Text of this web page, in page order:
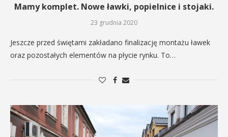
Mamy komplet. Nowe ławki, popielnice i stojaki.
23 grudnia 2020
Jeszcze przed świętami zakładano finalizację montażu ławek
oraz pozostałych elementów na płycie rynku. To…